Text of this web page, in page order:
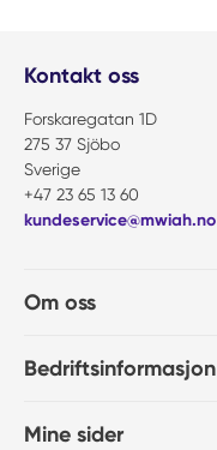
Kontakt oss
Forskaregatan 1D
275 37 Sjöbo
Sverige
+47 23 65 13 60
kundeservice@mwiah.no
Om oss
Bedriftsinformasjon
Mine sider